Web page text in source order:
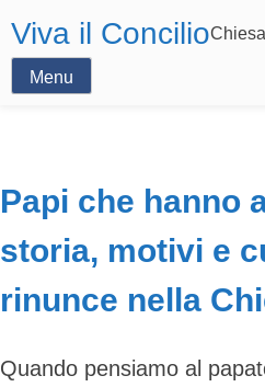
Viva il Concilio
Menu
Papi che hanno
storia, motivi e
rinunce nella
Quando pensiamo al